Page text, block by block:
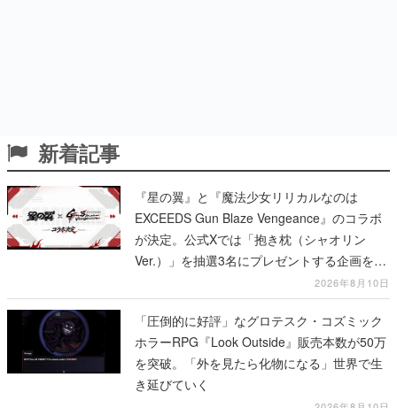
新着記事
『星の翼』と『魔法少女リリカルなのは
EXCEEDS Gun Blaze Vengeance』のコラボ
が決定。公式Xでは「抱き枕（シャオリン
Ver.）」を抽選3名にプレゼントする企画を実
2026年8月10日
「圧倒的に好評」なグロテスク・コズミック
ホラーRPG『Look Outside』販売本数が50万
を突破。「外を見たら化物になる」世界で生
き延びていく